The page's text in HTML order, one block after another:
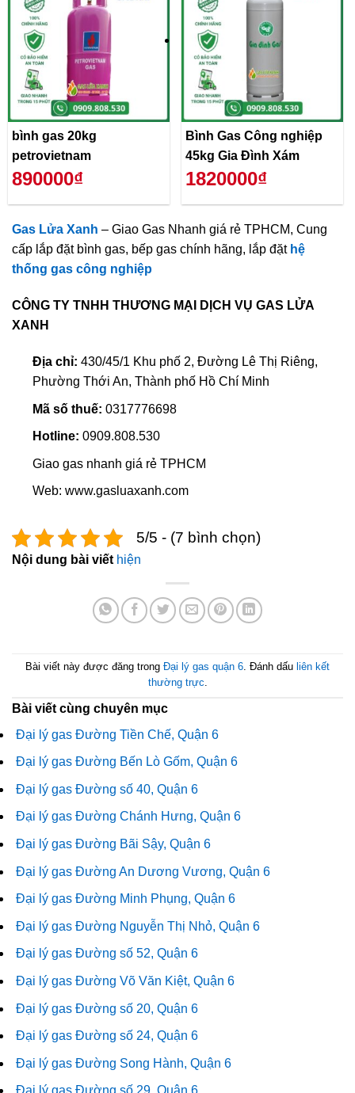
bình gas 20kg
petrovietnam
890000₫
Bình Gas Công nghiệp
45kg Gia Đình Xám
1820000₫
Gas Lửa Xanh – Giao Gas Nhanh giá rẻ TPHCM, Cung
cấp lắp đặt bình gas, bếp gas chính hãng, lắp đặt hệ
thống gas công nghiệp
CÔNG TY TNHH THƯƠNG MẠI DỊCH VỤ GAS LỬA
XANH
Địa chỉ: 430/45/1 Khu phố 2, Đường Lê Thị Riêng,
Phường Thới An, Thành phố Hồ Chí Minh
Mã số thuế: 0317776698
Hotline: 0909.808.530
Giao gas nhanh giá rẻ TPHCM
Web: www.gasluaxanh.com
5/5 - (7 bình chọn)
Nội dung bài viết hiện
Bài viết này được đăng trong Đại lý gas quận 6 . Đánh dấu liên kết
thường trực
Bài viết cùng chuyên mục
Đại lý gas Đường Tiền Chế, Quận 6
Đại lý gas Đường Bến Lò Gốm, Quận 6
Đại lý gas Đường số 40, Quận 6
Đại lý gas Đường Chánh Hưng, Quận 6
Đại lý gas Đường Bãi Sậy, Quận 6
Đại lý gas Đường An Dương Vương, Quận 6
Đại lý gas Đường Minh Phụng, Quận 6
Đại lý gas Đường Nguyễn Thị Nhỏ, Quận 6
Đại lý gas Đường số 52, Quận 6
Đại lý gas Đường Võ Văn Kiệt, Quận 6
Đại lý gas Đường số 20, Quận 6
Đại lý gas Đường số 24, Quận 6
Đại lý gas Đường Song Hành, Quận 6